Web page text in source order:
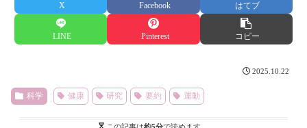
X Facebook はてブ
LINE Pinterest コピー
2025.10.22
科学 健康 研究 要約 運動